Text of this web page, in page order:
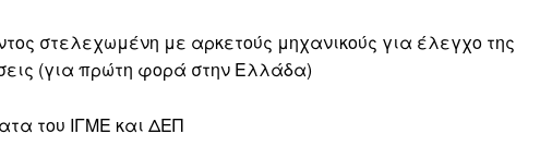
στελεχωμένη με αρκετούς μηχανικούς για έλεγχο της
(για πρώτη φορά στην Ελλάδα)
του ΙΓΜΕ και ΔΕΠ